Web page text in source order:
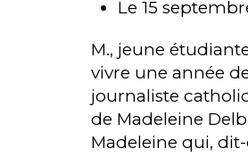
Le 15
M., jeune
vivre une année
journaliste
de Madeleine
Madeleine qui,